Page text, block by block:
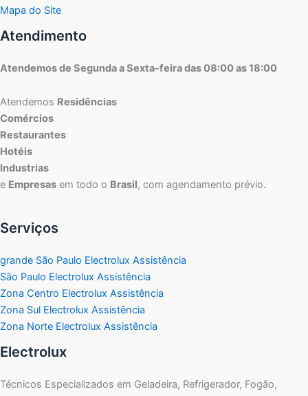
Mapa do Site
Atendimento
Atendemos de Segunda a Sexta-feira das 08:00 as 18:00
Atendemos Residências
Comércios
Restaurantes
Hotéis
Industrias
e Empresas em todo o Brasil, com agendamento prévio.
Serviços
grande São Paulo Electrolux Assistência
São Paulo Electrolux Assistência
Zona Centro Electrolux Assistência
Zona Sul Electrolux Assistência
Zona Norte Electrolux Assistência
Electrolux
Técnicos Especializados em Geladeira, Refrigerador, Fogão,